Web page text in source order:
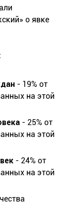
о явке
- 19% от
на этой
- 25% от
на этой
- 24% от
на этой